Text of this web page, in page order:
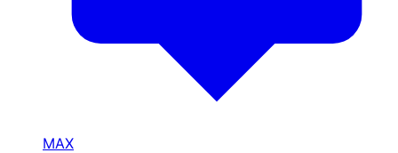
MAX